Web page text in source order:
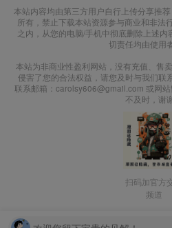
本站内容均由第三方用户自行上传分享推
所有，禁止下载本站资源参与商业和非法
之内，从您的电脑/手机中彻底删除上述
切责任均由使用
本站为非商业性盈利网站，没有充值、售
侵害了您的合法权益，请您及时与我们联
联系邮箱：carolsy606@gmail.com 或网
不及时，谢谢
扫码加官方
频道